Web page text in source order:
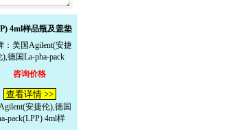
4ml样品瓶及盖垫
：美国Agilent(安捷
),德国La-pha-pack
咨询价格
查看详情 >>
安捷伦),德国
pack(LPP) 4ml样